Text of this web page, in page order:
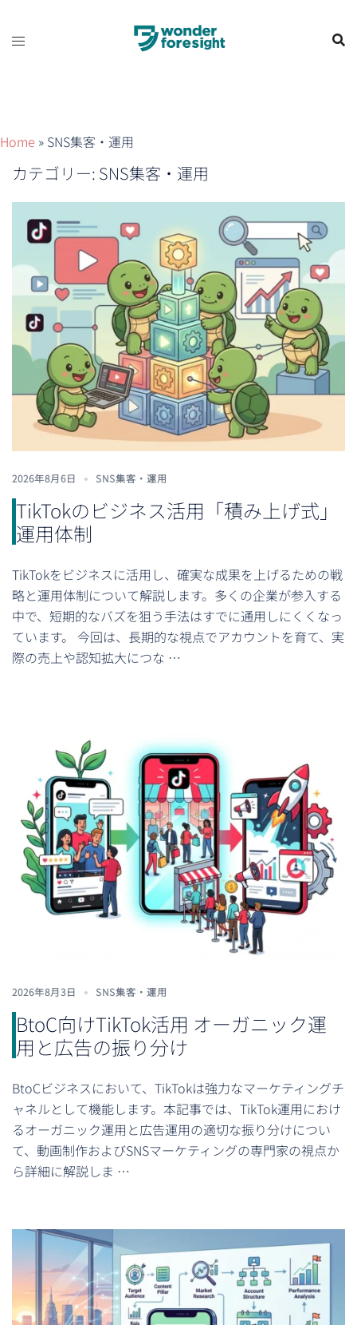
ス
Home » SNS集客・運用
カテゴリー: SNS集客・運用
2026年8月6日 SNS集客・運用
TikTokのビジネス活用「積み上げ式」
運用体制
TikTokをビジネスに活用し、確実な成果を上げるための戦
略と運用体制について解説します。多くの企業が参入する
中で、短期的なバズを狙う手法はすでに通用しにくくなっ
ています。 今回は、長期的な視点でアカウントを育て、実
際の売上や認知拡大につな …
2026年8月3日 SNS集客・運用
BtoC向けTikTok活用 オーガニック運
用と広告の振り分け
BtoCビジネスにおいて、TikTokは強力なマーケティングチ
ャネルとして機能します。本記事では、TikTok運用におけ
るオーガニック運用と広告運用の適切な振り分けについ
て、動画制作およびSNSマーケティングの専門家の視点か
ら詳細に解説しま …